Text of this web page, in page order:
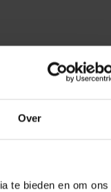
Over
te bieden en om ons